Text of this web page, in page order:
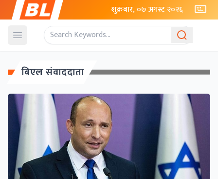
शुक्रबार, ०७ अगस्ट २०२६
Open menu
बिएल संवाददाता